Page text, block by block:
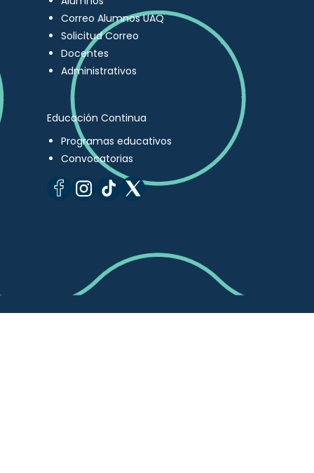
Correo Alumnos UAQ
Solicitud Correo
Docentes
Administrativos
Educación Continua
Programas educativos
Convocatorias